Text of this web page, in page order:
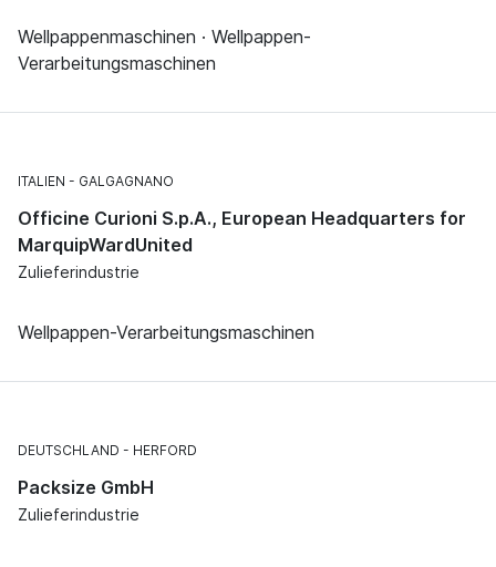
Wellpappenmaschinen · Wellpappen-
Verarbeitungsmaschinen
ITALIEN GALGAGNANO
Officine Curioni S.p.A., European Headquarters for
MarquipWardUnited
Zulieferindustrie
Wellpappen-Verarbeitungsmaschinen
DEUTSCHLAND HERFORD
Packsize GmbH
Zulieferindustrie